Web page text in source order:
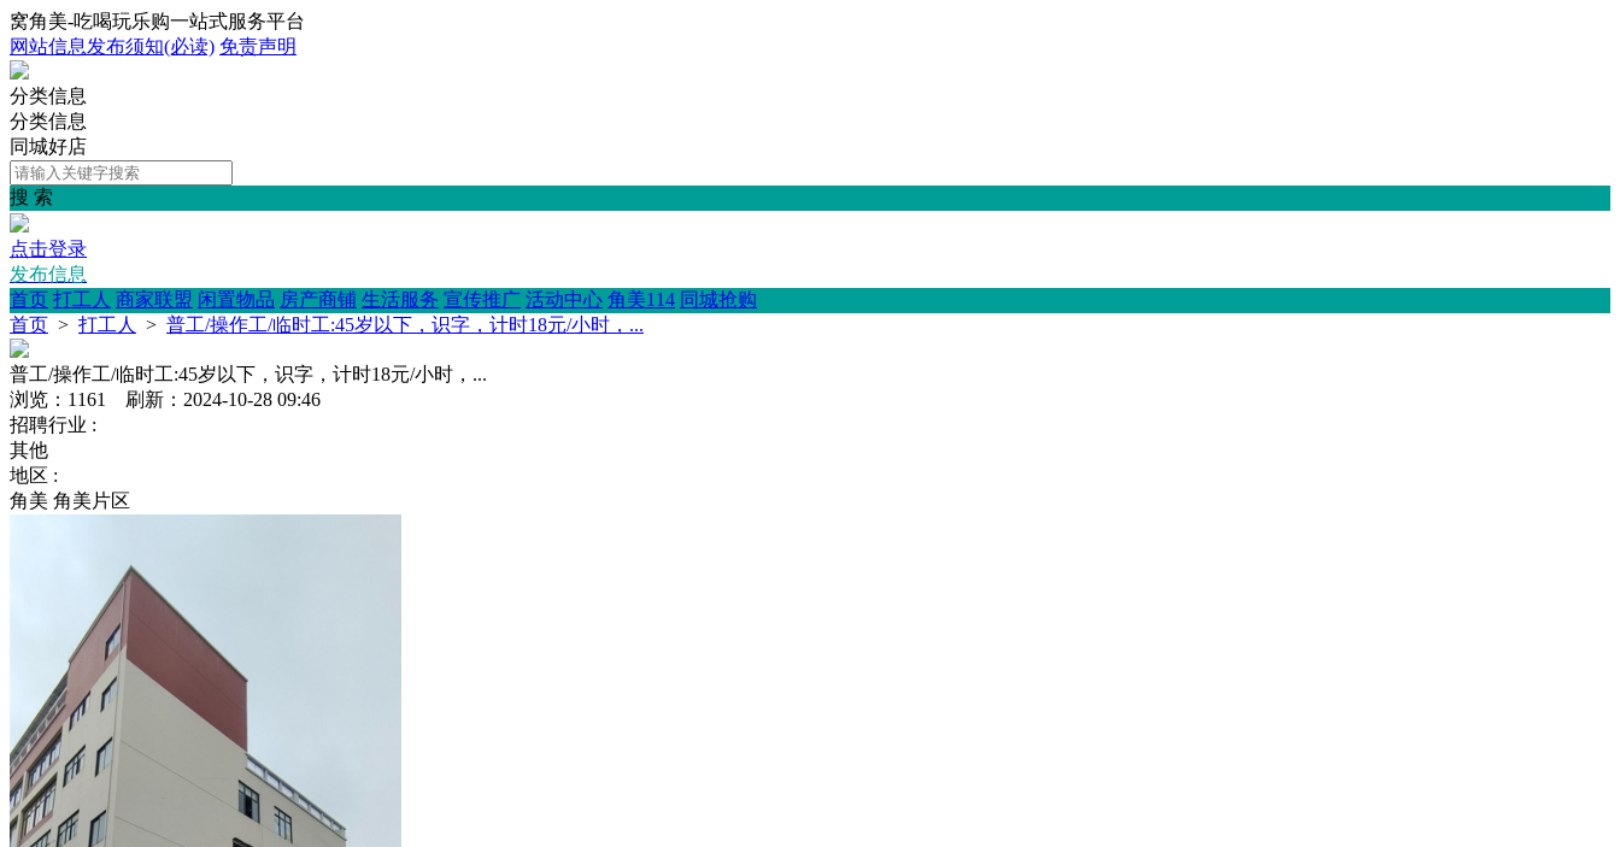
窝角美-吃喝玩乐购一站式服务平台
网站信息发布须知(必读) 免责声明
分类信息
分类信息
同城好店
搜 索
点击登录
发布信息
首页 打工人 商家联盟 闲置物品 房产商铺 生活服务 宣传推广 活动中心 角美114 同城抢购
首页 > 打工人 > 普工/操作工/临时工:45岁以下，识字，计时18元/小时，...
普工/操作工/临时工:45岁以下，识字，计时18元/小时，...
浏览：1161 刷新：2024-10-28 09:46
招聘行业 :
其他
地区 :
角美 角美片区